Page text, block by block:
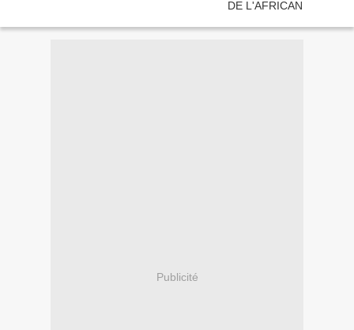
Publicité